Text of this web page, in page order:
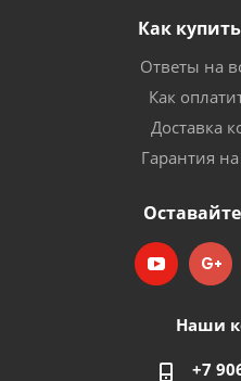
Как
Ответы на
Как
Доставка
Гарантия
Наши
+7